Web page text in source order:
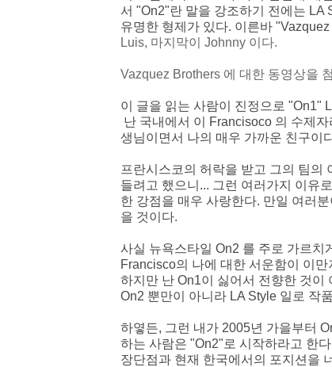
서 "On2"란 말을 강조하기 전에는 LA
유명한 형제가 있다. 이른바
Luis, 마지막이 Johnny 이다.
Vazquez Brothers 에 대한 동영상을
이 글을 읽는 사람이 진정으로 "On1"
난 국내에서 이 Francisoco 의 수제
생님이면서 나의 매우 가까운 친구이
프란시스코의 허락을 받고 그의 팀의
들려고 했으니... 그런 여러가지 이유
한 강점을 매우 사랑한다. 만일 여러
을 것이다.
사실 뉴욕스타일 On2 를 주로 가르치
Francisco의 나에 대한 서운함이 이
하지만 난 On1이 싫어서 전향한 것이
On2 뿐만이 아니라 LA Style 일로 작
하옇든, 그런 내가 2005년 가을부터
하는 사람은 "On2"로 시작하라고 한
장단점과 현재 한국에서의 포지션을